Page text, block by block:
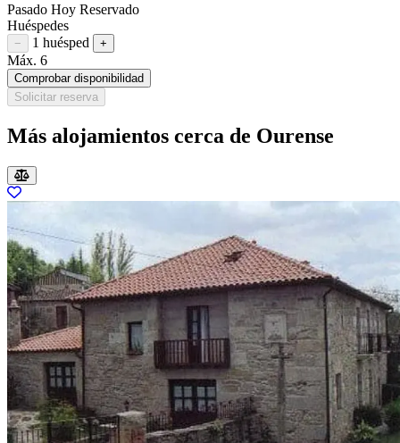
Pasado Hoy Reservado
Huéspedes
Restar huésped
− 1 huésped Sumar huésped
+
Máx. 6
Comprobar disponibilidad
Solicitar reserva
Más alojamientos cerca de Ourense